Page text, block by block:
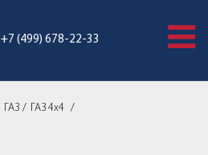
+7 (499) 678-22-33
ГАЗ
ГАЗ 4x4